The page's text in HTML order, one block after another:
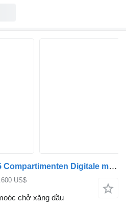
LAG O-3-43 01 47.500 L 5 Compartimenten Digitale meters disc brakes
US$
chở xăng dầu